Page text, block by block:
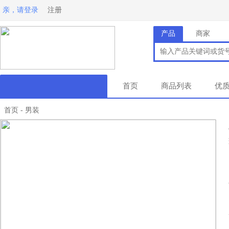
亲，请登录 注册
产品 商家
首页 商品列表 优
首页 男装